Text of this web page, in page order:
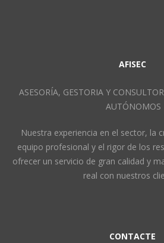
AFISEC
ASESORÍA, GESTORIA Y
AUTÓNOMOS
Nuestra experiencia en el sector, la
equipo profesional y el rigor de los
ofrecer un servicio de gran calidad y
real con nuestros
CONTACTE